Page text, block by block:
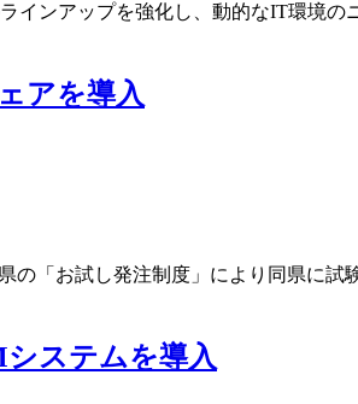
インアップを強化し、動的なIT環境
アを導入
「お試し発注制度」により同県に試
ステムを導入